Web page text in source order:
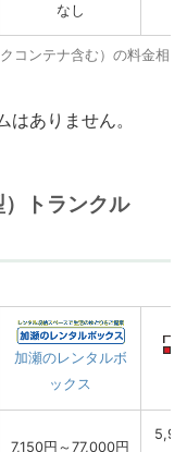
なし
コンテナ含む）の料金相
ありません。
トランクル
加瀬のレンタルボ
ックス
7,150円～77,000円